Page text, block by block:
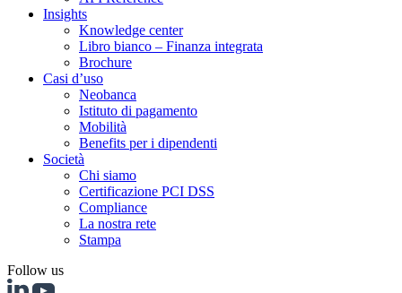
Insights
Knowledge center
Libro bianco – Finanza integrata
Brochure
Casi d’uso
Neobanca
Istituto di pagamento
Mobilità
Benefits per i dipendenti
Società
Chi siamo
Certificazione PCI DSS
Compliance
La nostra rete
Stampa
Follow us